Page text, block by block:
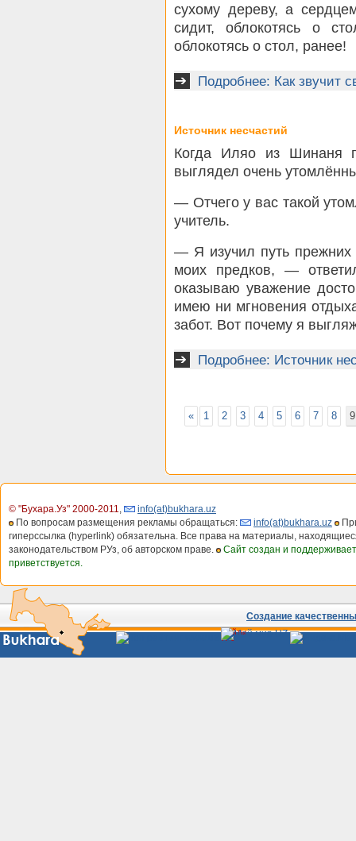
сухому дереву, а
сидит, облокотясь о
облокотясь о стол, ранее!
Подробнее: Как звучит
Источник несчастий
Когда Иляо из Шинаня
выглядел очень
— Отчего у вас такой
учитель.
— Я изучил путь прежних
моих предков, —
оказываю уважение
имею ни мгновения
забот. Вот почему я
Подробнее: Источник
« 1 2 3 4 5 6 7 8 9
© "Бухара.Уз" 2000-2011,
info(at)bukhara.uz
По вопросам размещения рекламы обращаться:
info(at)bukhara.uz
гиперссылка (hyperlink) обязательна. Все права на материалы,
законодательством РУз, об авторском праве.
Сайт создан и
приветствуется.
Создание
Сайты
Узбекистана